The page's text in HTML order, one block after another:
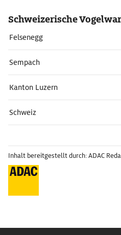
Schweizerische
Felsenegg
Sempach
Kanton Luzern
Schweiz
Inhalt bereitgestellt durch: ADAC